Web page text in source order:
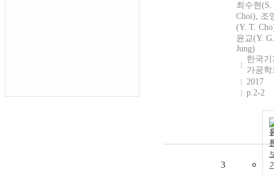
최수현(S.
Choi), 조
(Y. T.
윤교(Y. G.
Jung)
한국기
가공학
2017
p.2-2
3